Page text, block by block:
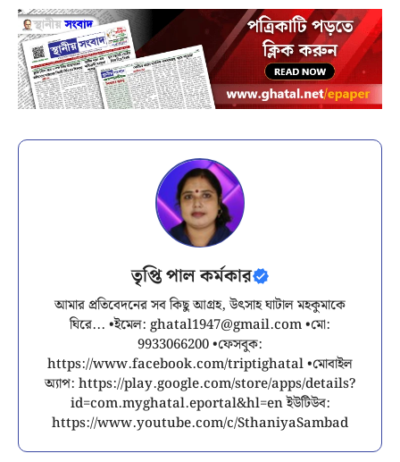
তৃপ্তি পাল কর্মকার
আমার প্রতিবেদনের সব কিছু আগ্রহ, উৎসাহ ঘাটাল মহকুমাকে
ঘিরে... •ইমেল: ghatal1947@gmail.com•মো:
9933066200 •ফেসবুক:
https://www.facebook.com/triptighatal •মোবাইল
অ্যাপ: https://play.google.com/store/apps/details?
id=com.myghatal.eportal&hl=en ইউটিউব:
https://www.youtube.com/c/SthaniyaSambad